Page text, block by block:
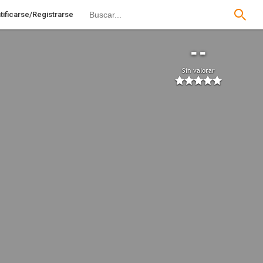
Registrarse
--
Sin valorar